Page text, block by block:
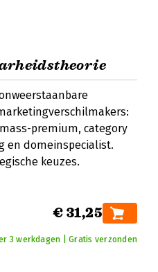
premium, category
en domeinspecialist.
keuzes.
€ 31,25
3 werkdagen | Gratis verzonden